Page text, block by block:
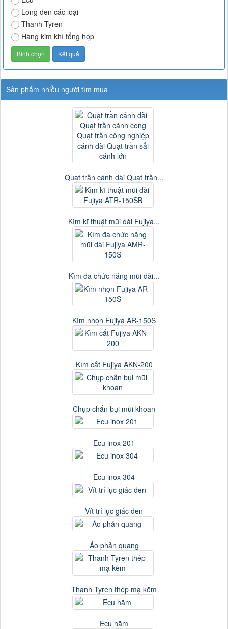
Long đen các loại
Thanh Tyren
Hàng kim khí tổng hợp
Sản phẩm nhiều người tìm mua
Quạt trần cánh dài Quạt trần...
Kìm kĩ thuật mũi dài Fujiya...
Kìm đa chức năng mũi dài...
Kìm nhọn Fujiya AR-150S
Kìm cắt Fujiya AKN-200
Chụp chắn bụi mũi khoan
Ecu inox 201
Ecu inox 304
Vít trí lục giác đen
Áo phản quang
Thanh Tyren thép mạ kẽm
Ecu hãm